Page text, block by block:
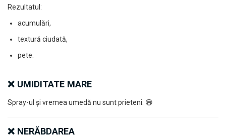
Rezultatul:
acumulări,
textură ciudată,
pete.
❌ UMIDITATE MARE
Spray-ul și vremea umedă nu sunt prieteni. 😄
❌ NERĂBDAREA